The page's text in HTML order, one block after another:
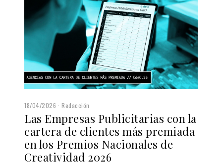
18/04/2026 Redacción
Las Empresas Publicitarias con la
cartera de clientes más premiada
en los Premios Nacionales de
Creatividad 2026